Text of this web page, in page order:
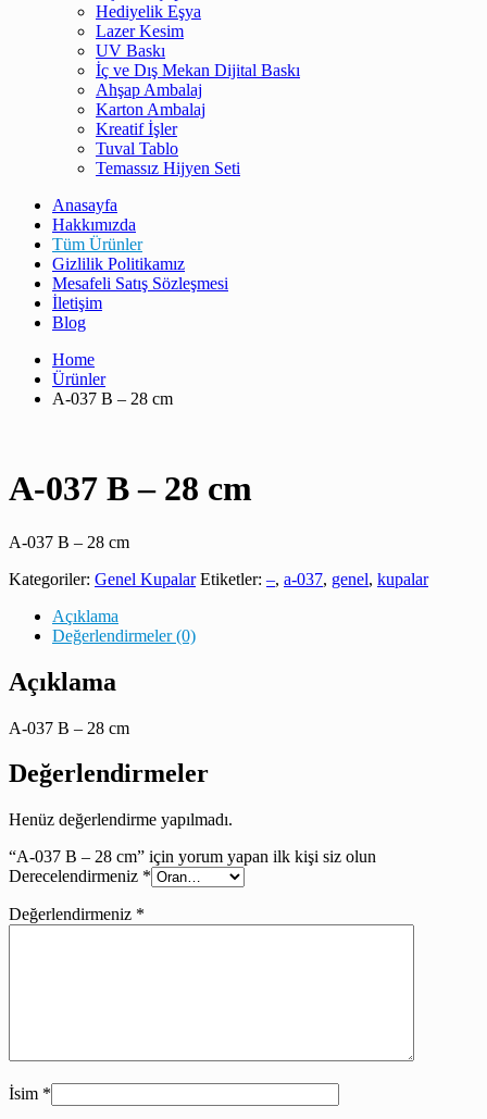
Hediyelik Eşya
Lazer Kesim
UV Baskı
İç ve Dış Mekan Dijital Baskı
Ahşap Ambalaj
Karton Ambalaj
Kreatif İşler
Tuval Tablo
Temassız Hijyen Seti
Anasayfa
Hakkımızda
Tüm Ürünler
Gizlilik Politikamız
Mesafeli Satış Sözleşmesi
İletişim
Blog
Home
Ürünler
A-037 B – 28 cm
A-037 B – 28 cm
A-037 B – 28 cm
Kategoriler: Genel Kupalar Etiketler: –, a-037, genel, kupalar
Açıklama
Değerlendirmeler (0)
Açıklama
A-037 B – 28 cm
Değerlendirmeler
Henüz değerlendirme yapılmadı.
“A-037 B – 28 cm” için yorum yapan ilk kişi siz olun
Derecelendirmeniz *
Değerlendirmeniz *
İsim *